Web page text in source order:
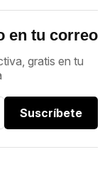
en tu correo
gratis en tu
Suscríbete